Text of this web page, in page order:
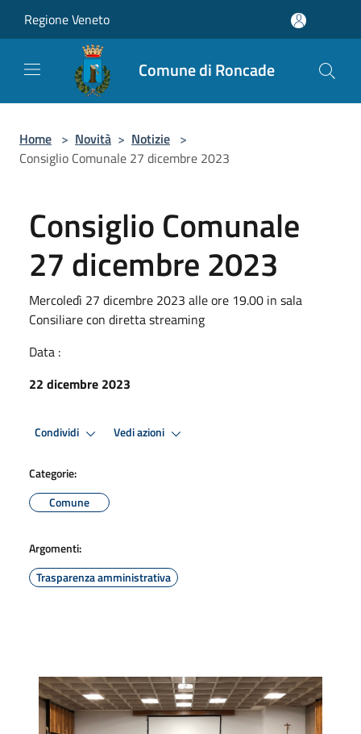
Regione Veneto
Comune di Roncade
Home > Novità > Notizie >
Consiglio Comunale 27 dicembre 2023
Consiglio Comunale
27 dicembre 2023
Mercoledì 27 dicembre 2023 alle ore 19.00 in sala
Consiliare con diretta streaming
Data :
22 dicembre 2023
Condividi Vedi azioni
Categorie:
Comune
Argomenti:
Trasparenza amministrativa